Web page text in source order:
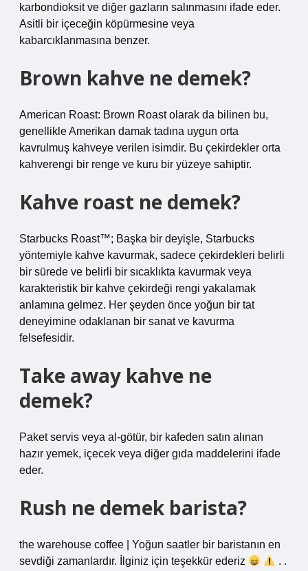
karbondioksit ve diğer gazların salınmasını ifade eder.
Asitli bir içeceğin köpürmesine veya
kabarcıklanmasına benzer.
Brown kahve ne demek?
American Roast: Brown Roast olarak da bilinen bu,
genellikle Amerikan damak tadına uygun orta
kavrulmuş kahveye verilen isimdir. Bu çekirdekler orta
kahverengi bir renge ve kuru bir yüzeye sahiptir.
Kahve roast ne demek?
Starbucks Roast™; Başka bir deyişle, Starbucks
yöntemiyle kahve kavurmak, sadece çekirdekleri belirli
bir sürede ve belirli bir sıcaklıkta kavurmak veya
karakteristik bir kahve çekirdeği rengi yakalamak
anlamına gelmez. Her şeyden önce yoğun bir tat
deneyimine odaklanan bir sanat ve kavurma
felsefesidir.
Take away kahve ne
demek?
Paket servis veya al-götür, bir kafeden satın alınan
hazır yemek, içecek veya diğer gıda maddelerini ifade
eder.
Rush ne demek barista?
the warehouse coffee | Yoğun saatler bir baristanın en
sevdiği zamanlardır. İlginiz için teşekkür ederiz
. .